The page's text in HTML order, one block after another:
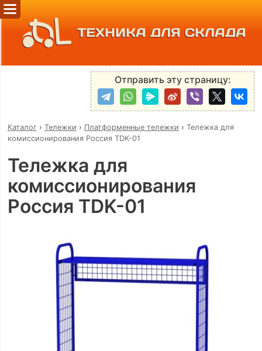
ТЕХНИКА ДЛЯ СКЛАДА
Отправить эту страницу:
Каталог› Тележки › Платформенные тележки › Тележка для
комиссионирования Россия TDK-01
Тележка для
комиссионирования
Россия TDK-01